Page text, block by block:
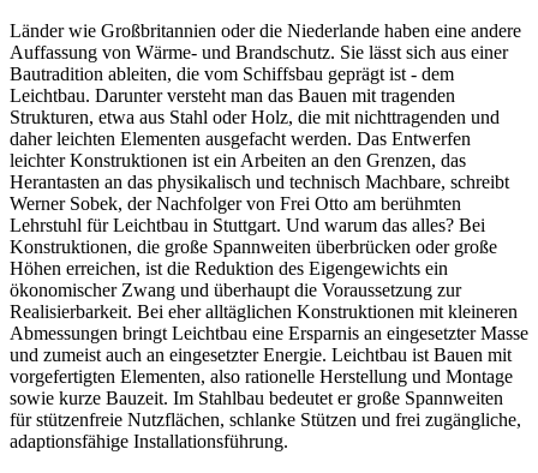
Länder wie Großbritannien oder die Niederlande haben eine andere
Auffassung von Wärme- und Brandschutz. Sie lässt sich aus einer
Bautradition ableiten, die vom Schiffsbau geprägt ist - dem
Leichtbau. Darunter versteht man das Bauen mit tragenden
Strukturen, etwa aus Stahl oder Holz, die mit nichttragenden und
daher leichten Elementen ausgefacht werden. Das Entwerfen
leichter Konstruktionen ist ein Arbeiten an den Grenzen, das
Herantasten an das physikalisch und technisch Machbare, schreibt
Werner Sobek, der Nachfolger von Frei Otto am berühmten
Lehrstuhl für Leichtbau in Stuttgart. Und warum das alles? Bei
Konstruktionen, die große Spannweiten überbrücken oder große
Höhen erreichen, ist die Reduktion des Eigengewichts ein
ökonomischer Zwang und überhaupt die Voraussetzung zur
Realisierbarkeit. Bei eher alltäglichen Konstruktionen mit kleineren
Abmessungen bringt Leichtbau eine Ersparnis an eingesetzter Masse
und zumeist auch an eingesetzter Energie. Leichtbau ist Bauen mit
vorgefertigten Elementen, also rationelle Herstellung und Montage
sowie kurze Bauzeit. Im Stahlbau bedeutet er große Spannweiten
für stützenfreie Nutzflächen, schlanke Stützen und frei zugängliche,
adaptionsfähige Installationsführung.